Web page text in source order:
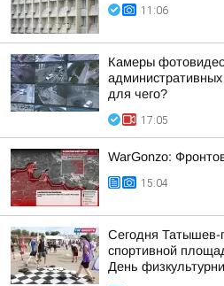
11:06
Камеры
для чего?
17:05
WarGonzo:
15:04
Сегодня Татышев-
спортивной
День